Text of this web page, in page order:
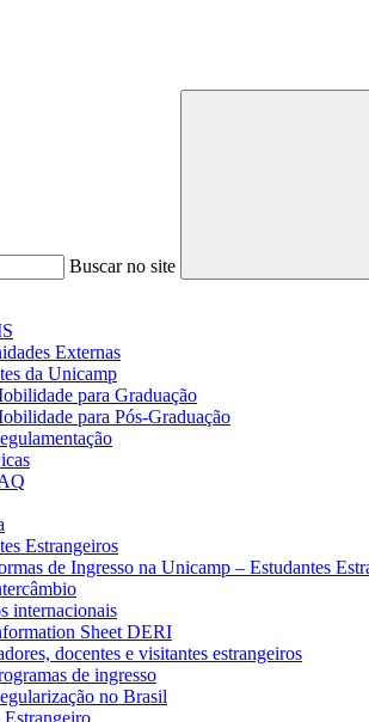
Buscar no site
Externas
da Unicamp
para Graduação
para Pós-Graduação
Estrangeiros
de Ingresso na Unicamp – Estudantes
internacionais
Sheet DERI
docentes e visitantes estrangeiros
de ingresso
no Brasil